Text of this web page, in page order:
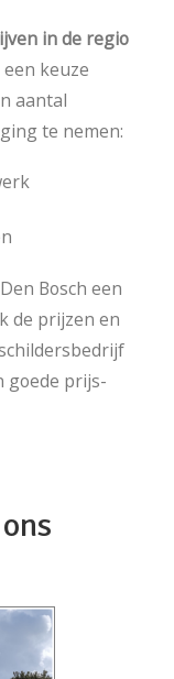
in de regio
keuze
aantal
te nemen:
Bosch een
de prijzen en
goede prijs-